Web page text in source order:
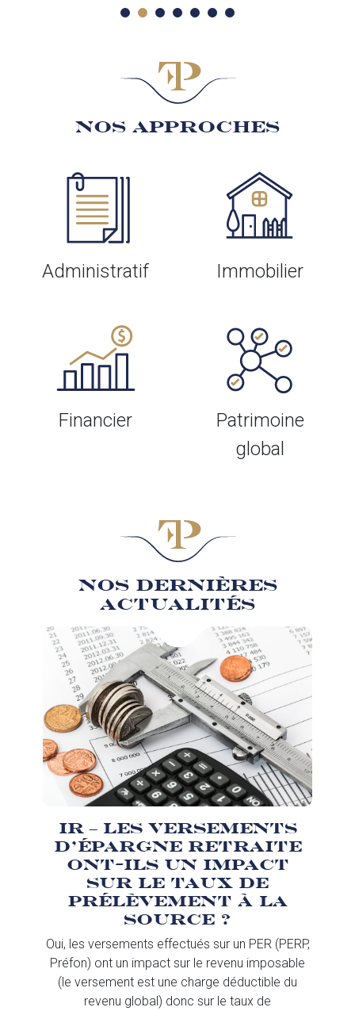
NOS APPROCHES
Administratif Immobilier
Financier
Patrimoine
global
NOS DERNIÈRES
ACTUALITÉS
IR – Les versements
d’épargne retraite
ont-ils un impact
sur le taux de
prélèvement à la
source ?
Oui, les versements effectués sur un PER (PERP,
Préfon) ont un impact sur le revenu imposable
(le versement est une charge déductible du
revenu global) donc sur le taux de